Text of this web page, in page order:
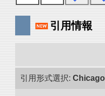
引用情報
引用形式選択: Chicago